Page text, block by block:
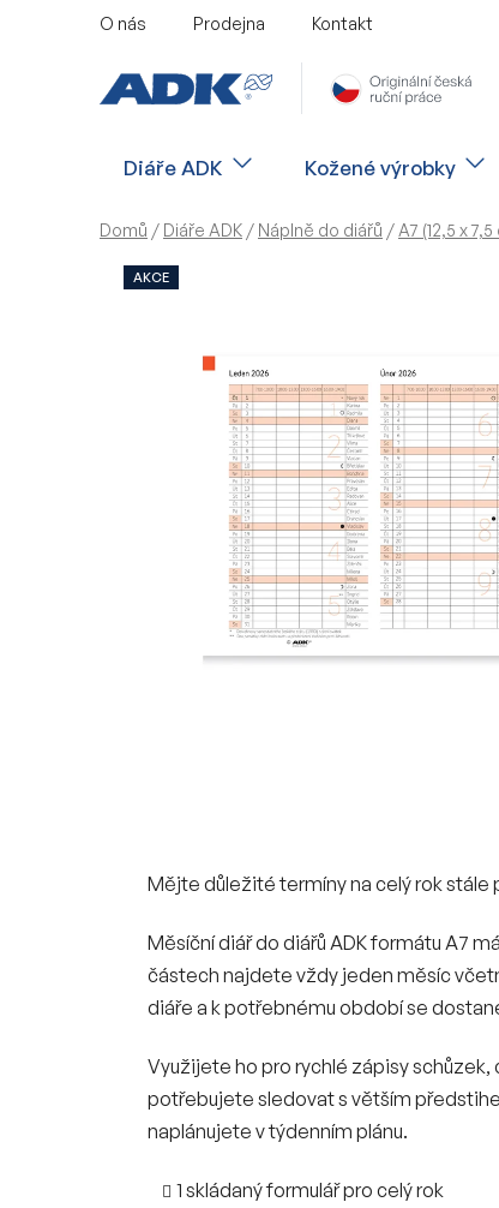
O nás Prodejna Kontakt
Diáře ADK Kožené výrobky
Domů / Diáře ADK / Náplně do diářů / A7 (12,5 x
AKCE
Mějte důležité termíny na celý rok stále
Měsíční diář do diářů ADK formátu A7
částech najdete vždy jeden měsíc
diáře a k potřebnému období se
Využijete ho pro rychlé zápisy
potřebujete sledovat s větším
naplánujete v týdenním plánu.
1 skládaný formulář pro celý rok